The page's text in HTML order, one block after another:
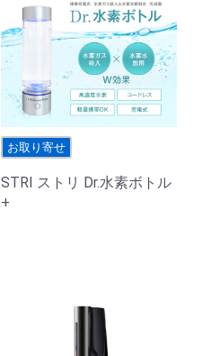
お取り寄せ
STRI ストリ Dr.水素ボトル
+